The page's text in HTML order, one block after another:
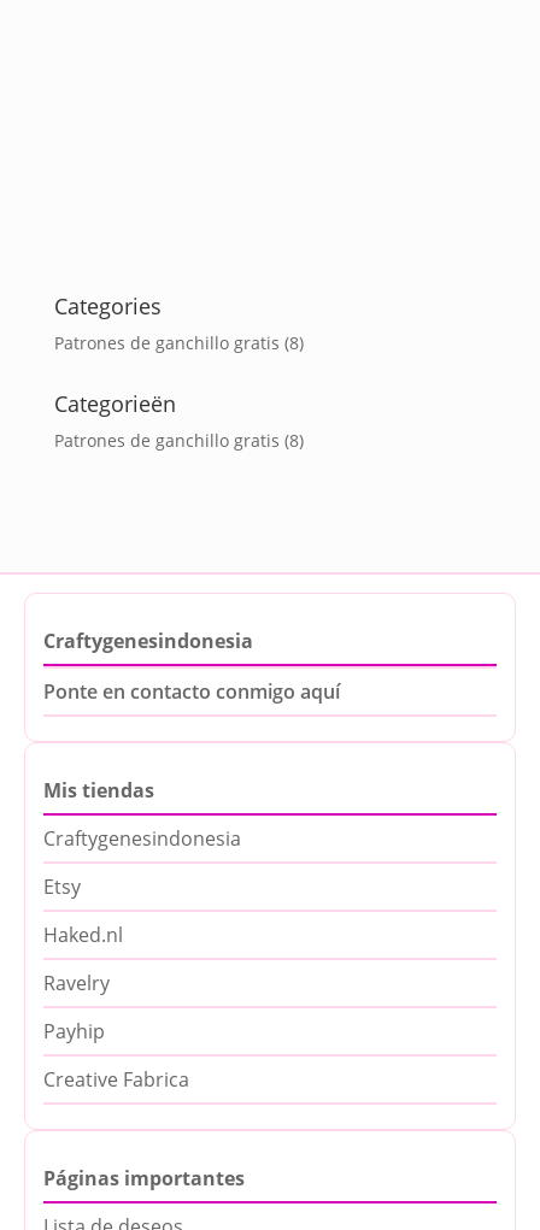
Categories
Patrones de ganchillo gratis (8)
Categorieën
Patrones de ganchillo gratis (8)
Craftygenesindonesia
Ponte en contacto conmigo aquí
Mis tiendas
Craftygenesindonesia
Etsy
Haked.nl
Ravelry
Payhip
Creative Fabrica
Páginas importantes